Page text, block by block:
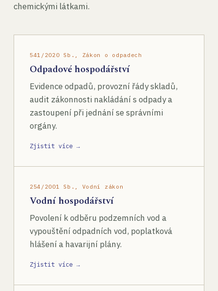
chemickými látkami.
541/2020 Sb., Zákon o odpadech
Odpadové hospodářství
Evidence odpadů, provozní řády skladů,
audit zákonnosti nakládání s odpady a
zastoupení při jednání se správními
orgány.
Zjistit více →
254/2001 Sb., Vodní zákon
Vodní hospodářství
Povolení k odběru podzemních vod a
vypouštění odpadních vod, poplatková
hlášení a havarijní plány.
Zjistit více →